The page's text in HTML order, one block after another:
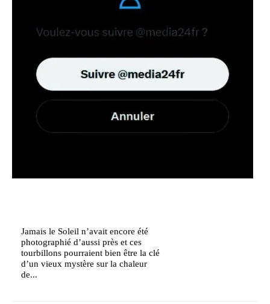
Jamais le Soleil n’avait encore été
photographié d’aussi près et ces
tourbillons pourraient bien être la clé
d’un vieux mystère sur la chaleur
de...